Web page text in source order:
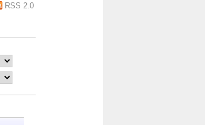
RSS 2.0